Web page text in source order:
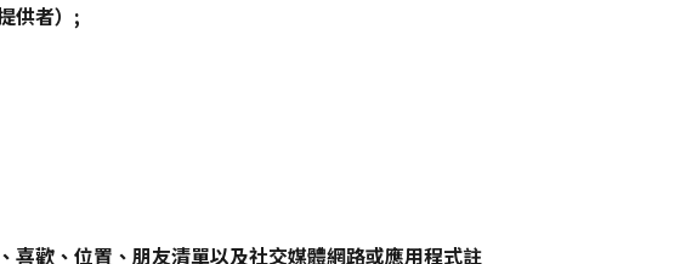
供者）;
喜歡、位置、朋友清單以及社交媒體網路或應用程式註